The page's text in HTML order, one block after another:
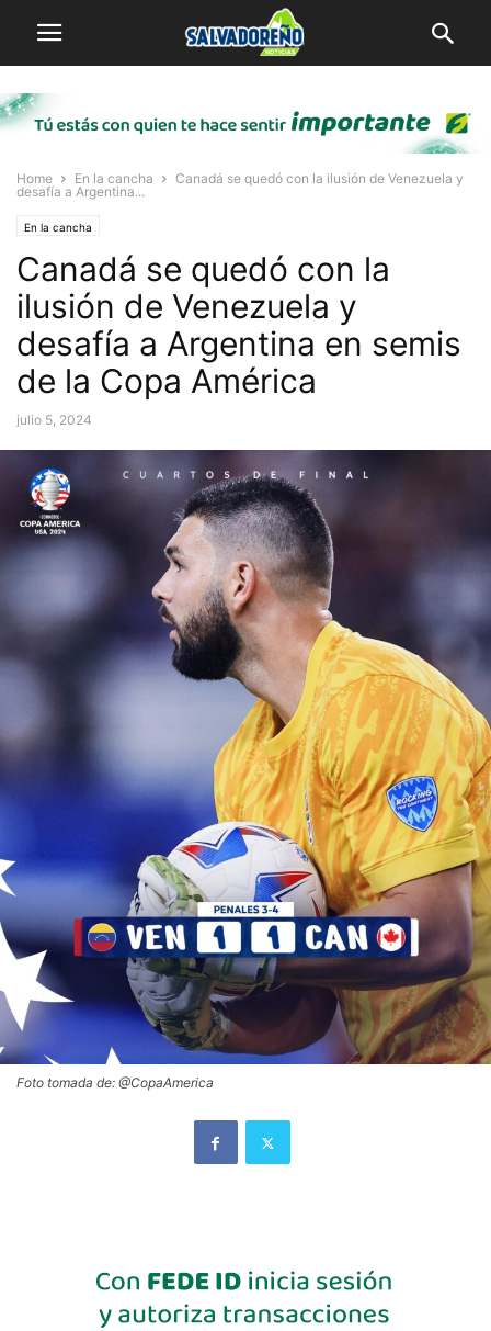
Home En la cancha
Canadá se quedó con la ilusión de Venezuela y
desafía a Argentina...
En la cancha
Canadá se quedó con la
ilusión de Venezuela y
desafía a Argentina en semis
de la Copa América
julio 5, 2024
Foto tomada de: @CopaAmerica